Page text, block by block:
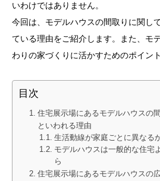
いわけではありません。
今回は、モデルハウスの間取りに関し
ている理由をご紹介します。また、モ
わりの家づくりに活かすためのポイン
目次
住宅展示場にあるモデルハウスの
といわれる理由
生活動線が家庭ごとに異なる
モデルハウスは一般的な住宅
ら
住宅展示場にあるモデルハウスの